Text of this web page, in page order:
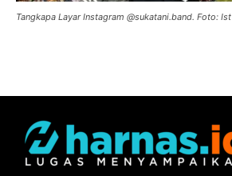
Tangkapa Layar Instagram @sukatani.band. Foto: Ist